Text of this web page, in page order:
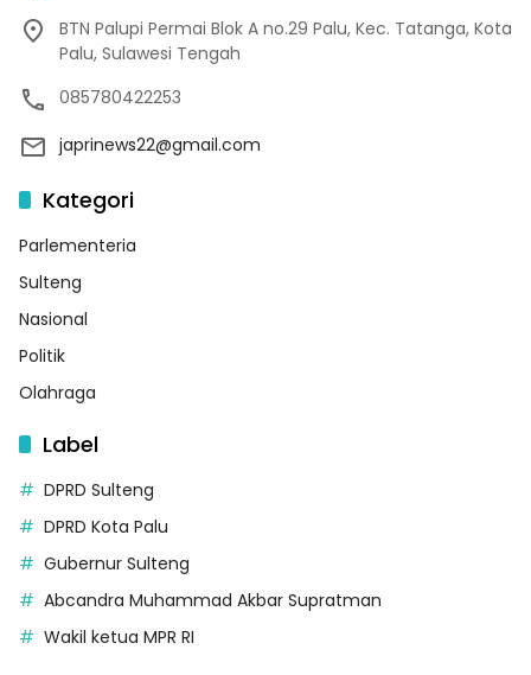
BTN Palupi Permai Blok A no.29 Palu, Kec. Tatanga, Kota
Palu, Sulawesi Tengah
085780422253
japrinews22@gmail.com
Kategori
Parlementeria
Sulteng
Nasional
Politik
Olahraga
Label
DPRD Sulteng
DPRD Kota Palu
Gubernur Sulteng
Abcandra Muhammad Akbar Supratman
Wakil ketua MPR RI